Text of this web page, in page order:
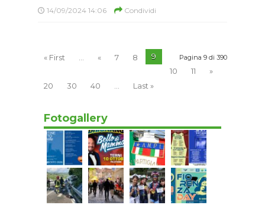
14/09/2024 14:06 Condividi
Pagina 9 di 390
« First « 7 8
9
10
11
»
20
30 40 Last »
Fotogallery